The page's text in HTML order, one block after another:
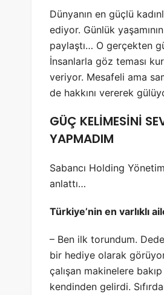
Dünyanın en güçlü
ediyor. Günlük
paylaştı… O gerçekten
İnsanlarla göz teması
veriyor. Mesafeli ama
de hakkını vererek
GÜÇ KELİMESİNİ
YAPMADIM
Sabancı Holding
anlattı…
Türkiye’nin en varlıklı
– Ben ilk torundum.
bir hediye olarak
çalışan makinelere
kendinden gelirdi.